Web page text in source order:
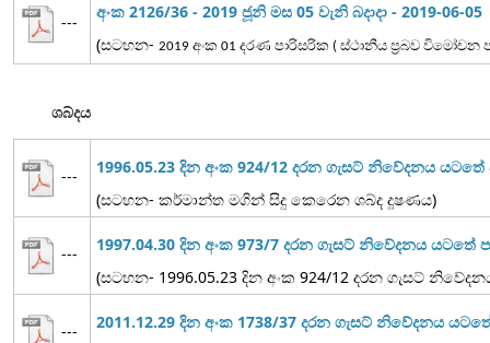
---
අංක 2126/36 - 2019 ජූනි මස 05 වැනි බදාදා - 2019-06-05
(සටහන- 2019 අංක 01 දරණ පාරිසරික ( ස්ථානීය ප්‍රබව
ශබ්දය
---
1996.05.23 දින අංක 924/12 දරන ගැසට් නිවේදනය
(සටහන- කර්මාන්ත මගින් සිදු කෙරෙන ශබ්ද දූෂණය)
---
1997.04.30 දින අංක 973/7 දරන ගැසට් නිවේදනය යටතේ
(සටහන- 1996.05.23 දින අංක 924/12 දරන ගැසට්
---
2011.12.29 දින අංක 1738/37 දරන ගැසට් නිවේදනය